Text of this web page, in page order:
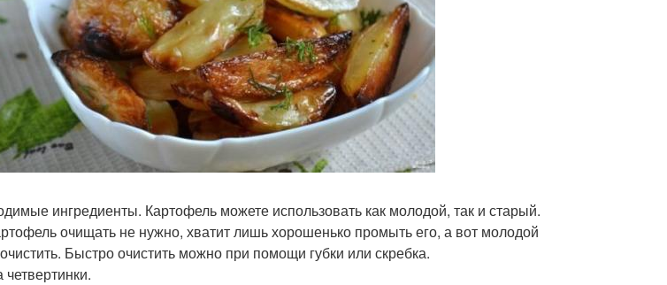
ингредиенты. Картофель можете использовать как молодой, так и старый.
очищать не нужно, хватит лишь хорошенько промыть его, а вот молодой
Быстро очистить можно при помощи губки или скребка.